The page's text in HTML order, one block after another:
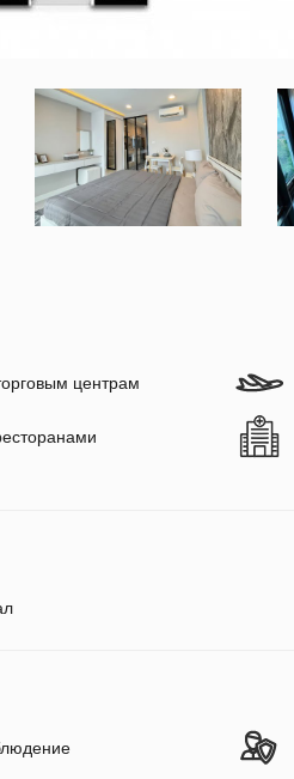
центрам